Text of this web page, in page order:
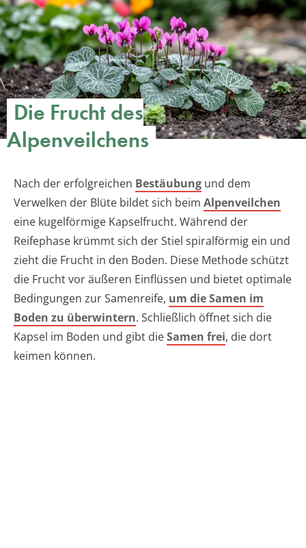
Die Frucht des
Alpenveilchens
Nach der erfolgreichen Bestäubung und dem
Verwelken der Blüte bildet sich beim Alpenveilchen
eine kugelförmige Kapselfrucht. Während der
Reifephase krümmt sich der Stiel spiralförmig ein und
zieht die Frucht in den Boden. Diese Methode schützt
die Frucht vor äußeren Einflüssen und bietet optimale
Bedingungen zur Samenreife, um die Samen im
Boden zu überwintern. Schließlich öffnet sich die
Kapsel im Boden und gibt dieSamen frei, die dort
keimen können.